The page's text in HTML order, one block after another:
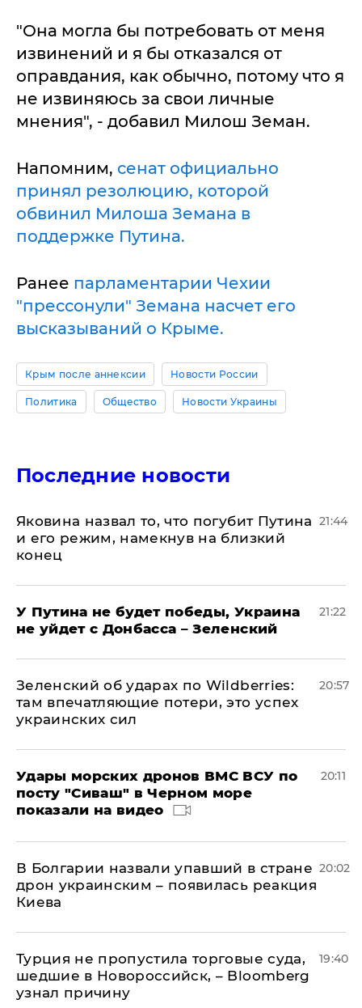
"Она могла бы потребовать от меня
извинений и я бы отказался от
оправдания, как обычно, потому что я
не извиняюсь за свои личные
мнения", - добавил Милош Земан.
Напомним, сенат официально
принял резолюцию, которой
обвинил Милоша Земана в
поддержке Путина.
Ранее парламентарии Чехии
"прессонули" Земана насчет его
высказываний о Крыме.
Крым после аннексии Новости России
Политика Общество Новости Украины
Последние новости
Яковина назвал то, что погубит Путина
и его режим, намекнув на близкий
конец
21:44
У Путина не будет победы, Украина
не уйдет с Донбасса – Зеленский
21:22
Зеленский об ударах по Wildberries:
там впечатляющие потери, это успех
украинских сил
20:57
Удары морских дронов ВМС ВСУ по
посту "Сиваш" в Черном море
показали на видео
20:11
В Болгарии назвали упавший в стране
дрон украинским – появилась реакция
Киева
20:02
Турция не пропустила торговые суда,
шедшие в Новороссийск, – Bloomberg
узнал причину
19:40